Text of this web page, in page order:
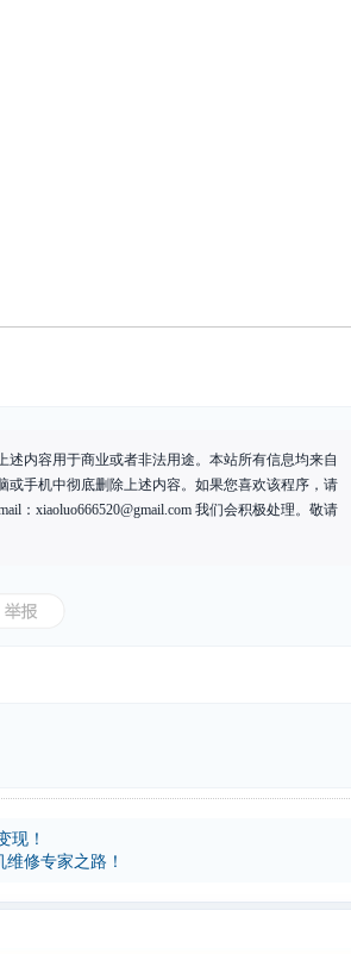
内容用于商业或者非法用途。本站所有信息均来自
或手机中彻底删除上述内容。如果您喜欢该程序，请
： xiaoluo666520@gmail.com 我们会积极处理。敬请
现！
修专家之路！